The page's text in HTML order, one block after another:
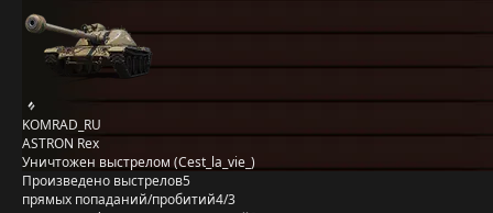
KOMRAD_RU
ASTRON Rex
Уничтожен выстрелом (Cest_la_vie_)
Произведено выстрелов5
прямых попаданий/пробитий4/3